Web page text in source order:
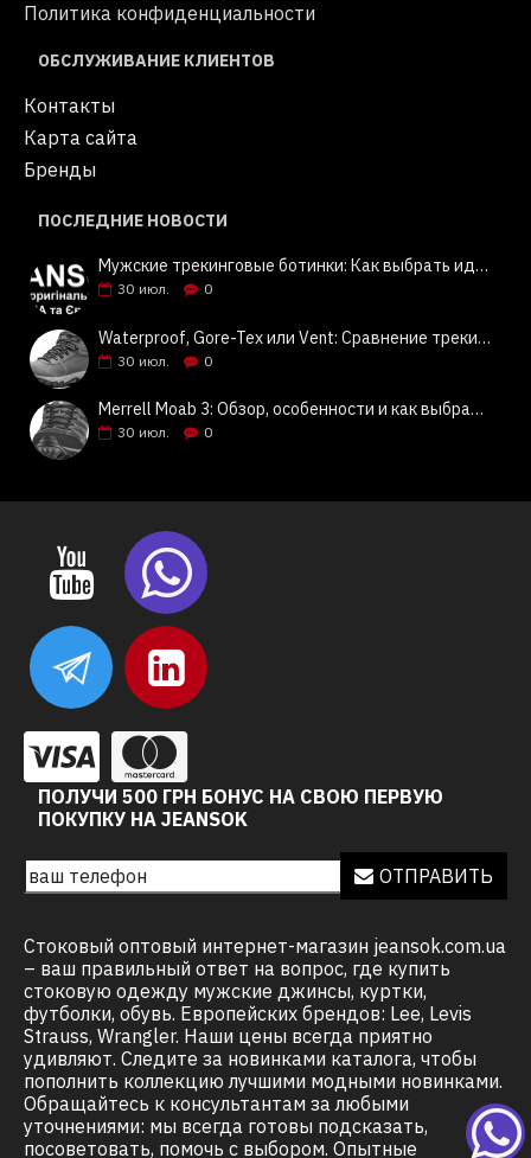
Политика конфиденциальности
ОБСЛУЖИВАНИЕ КЛИЕНТОВ
Контакты
Карта сайта
Бренды
ПОСЛЕДНИЕ НОВОСТИ
Мужские трекинговые ботинки: Как выбрать идеальную пару? Советы и обзор Columbia, Keen, Merrell | Jeansok
30 июл. 0
Waterproof, Gore-Tex или Vent: Сравнение трекинговой обуви Columbia, Keen, Merrell | Jeansok
30 июл. 0
Merrell Moab 3: Обзор, особенности и как выбрать | Jeansok
30 июл. 0
ПОЛУЧИ 500 ГРН БОНУС НА СВОЮ ПЕРВУЮ
ПОКУПКУ НА JEANSOK
ОТПРАВИТЬ
Стоковый оптовый интернет-магазин jeansok.com.ua
– ваш правильный ответ на вопрос, где купить
стоковую одежду мужские джинсы, куртки,
футболки, обувь. Европейских брендов: Lee, Levis
Strauss, Wrangler. Наши цены всегда приятно
удивляют. Следите за новинками каталога, чтобы
пополнить коллекцию лучшими модными новинками.
Обращайтесь к консультантам за любыми
уточнениями: мы всегда готовы подсказать,
посоветовать, помочь с выбором. Опытные